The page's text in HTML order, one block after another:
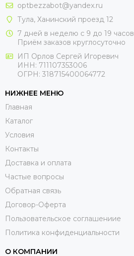
optbezzabot@yandex.ru
Тула, Ханинский проезд 12
7 дней в неделю с 9 до 19 часов
Приём заказов круглосуточно
ИП Орлов Сергей Игоревич
ИНН: 711107353006
ОГРН: 318715400064772
НИЖНЕЕ МЕНЮ
Главная
Каталог
Условия
Контакты
Доставка и оплата
Частые вопросы
Обратная связь
Договор-Оферта
Пользовательское соглашениие
Политика конфиденциальности
О КОМПАНИИ